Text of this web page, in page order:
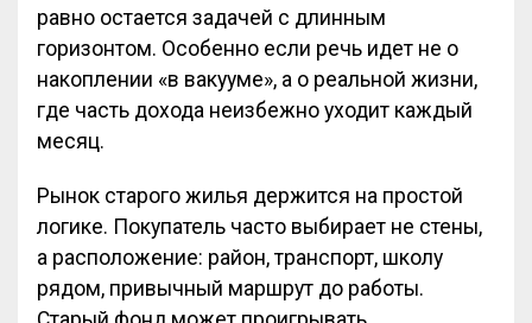
равно остается задачей с длинным
горизонтом. Особенно если речь идет не о
накоплении «в вакууме», а о реальной жизни,
где часть дохода неизбежно уходит каждый
месяц.
Рынок старого жилья держится на простой
логике. Покупатель часто выбирает не стены,
а расположение: район, транспорт, школу
рядом, привычный маршрут до работы.